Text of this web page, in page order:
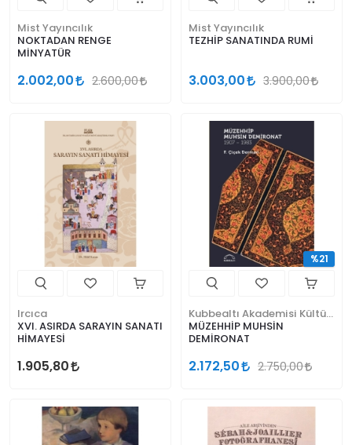
Mist Yayıncılık
NOKTADAN RENGE
MİNYATÜR
2.002,00 2.600,00
Mist Yayıncılık
TEZHİP SANATINDA RUMİ
3.003,00 3.900,00
Ircıca
XVI. ASIRDA SARAYIN SANATI
HİMAYESİ
1.905,80
MÜZEHHİP MUHSİN
DEMİRONAT
2.172,50 2.750,00
%21